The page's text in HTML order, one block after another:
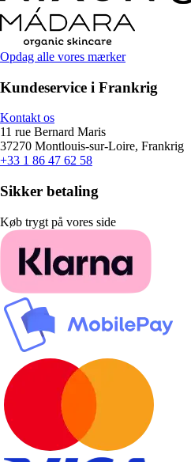
Opdag alle vores mærker
Kundeservice i Frankrig
Kontakt os
11 rue Bernard Maris
37270 Montlouis-sur-Loire, Frankrig
+33 1 86 47 62 58
Sikker betaling
Køb trygt på vores side